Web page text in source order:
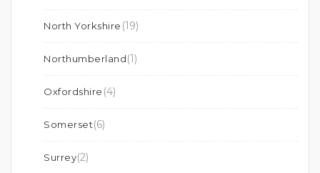
North Yorkshire (19)
Northumberland(1)
Oxfordshire (4)
Somerset(6)
Surrey(2)